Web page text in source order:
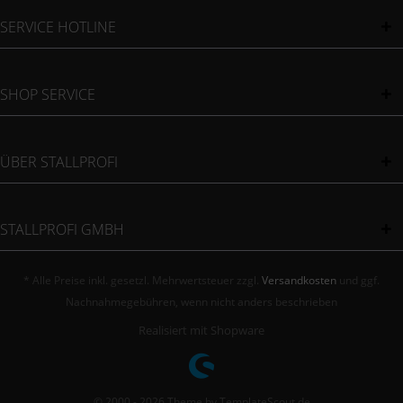
SERVICE HOTLINE
SHOP SERVICE
ÜBER STALLPROFI
STALLPROFI GMBH
* Alle Preise inkl. gesetzl. Mehrwertsteuer zzgl. Versandkosten und ggf.
Nachnahmegebühren, wenn nicht anders beschrieben
Realisiert mit Shopware